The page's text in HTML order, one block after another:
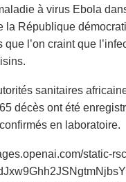
à virus Ebola
la République
que l’on craint que
sanitaires
décès ont été
en laboratoire.